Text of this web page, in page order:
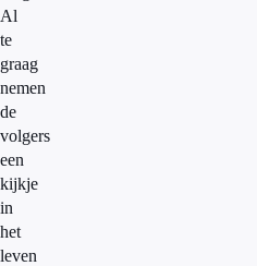
Al
te
graag
nemen
de
volgers
een
kijkje
in
het
leven